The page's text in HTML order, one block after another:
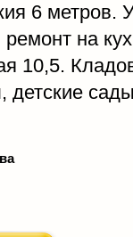
6 метров.
на
10,5.
детские